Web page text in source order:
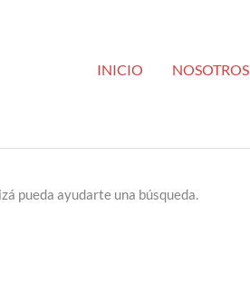
INICIO NOSOTROS
pueda ayudarte una búsqueda.